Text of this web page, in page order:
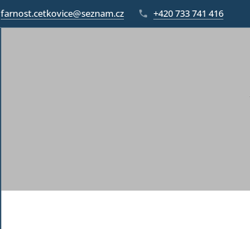
farnost.cetkovice@seznam.cz +420 733 741 416